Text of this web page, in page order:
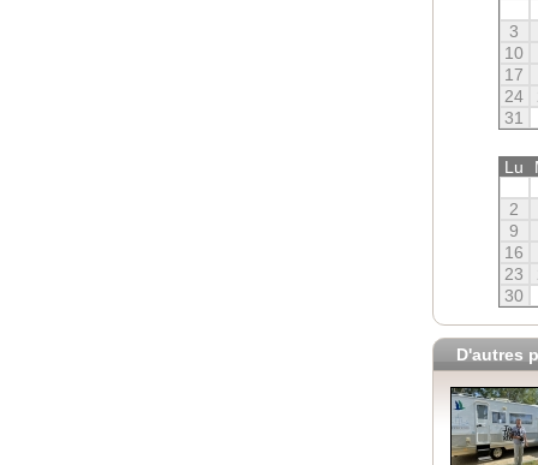
3
10
17
24
31
Lu
2
9
16
23
30
D'autres